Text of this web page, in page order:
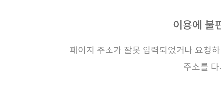
이용에 불
페이지 주소가 잘못 입력되었거나 요청
주소를